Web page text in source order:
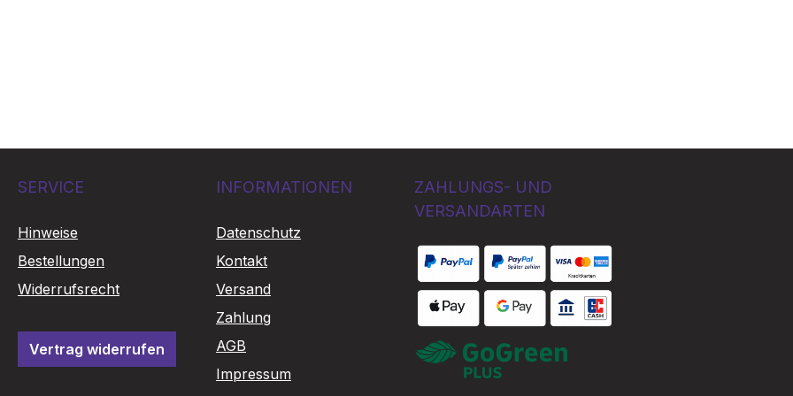
SERVICE
Hinweise
Bestellungen
Widerrufsrecht
Vertrag widerrufen
INFORMATIONEN
Datenschutz
Kontakt
Versand
Zahlung
AGB
Impressum
ZAHLUNGS- UND
VERSANDARTEN
Bezahlung per